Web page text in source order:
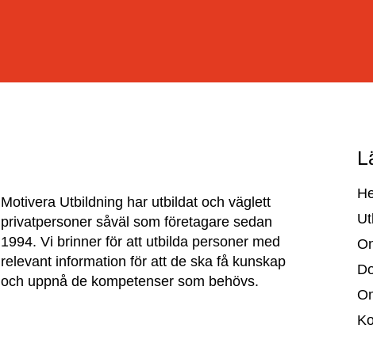
Motivera Utbildning har utbildat och väglett
privatpersoner såväl som företagare sedan
1994. Vi brinner för att utbilda personer med
relevant information för att de ska få kunskap
och uppnå de kompetenser som behövs.